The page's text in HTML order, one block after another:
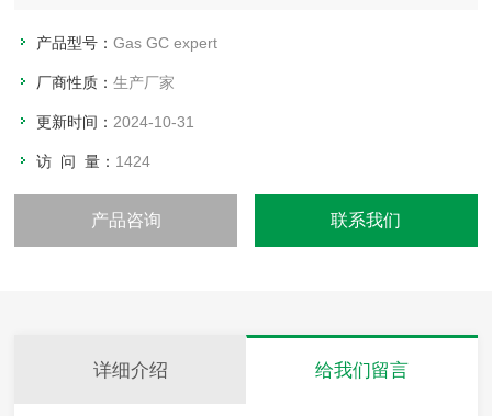
过碳分子筛并进入内部氮气罐。
产品型号：Gas GC expert
厂商性质：生产厂家
更新时间： 2024-10-31
访 问 量： 1424
产品咨询 联系我们
详细介绍 给我们留言